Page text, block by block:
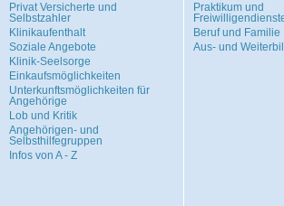
Privat Versicherte und
Selbstzahler
Klinikaufenthalt
Soziale Angebote
Klinik-Seelsorge
Einkaufsmöglichkeiten
Unterkunftsmöglichkeiten für
Angehörige
Lob und Kritik
Angehörigen- und
Selbsthilfegruppen
Infos von A - Z
Praktikum und
Beruf und Familie
Aus- und